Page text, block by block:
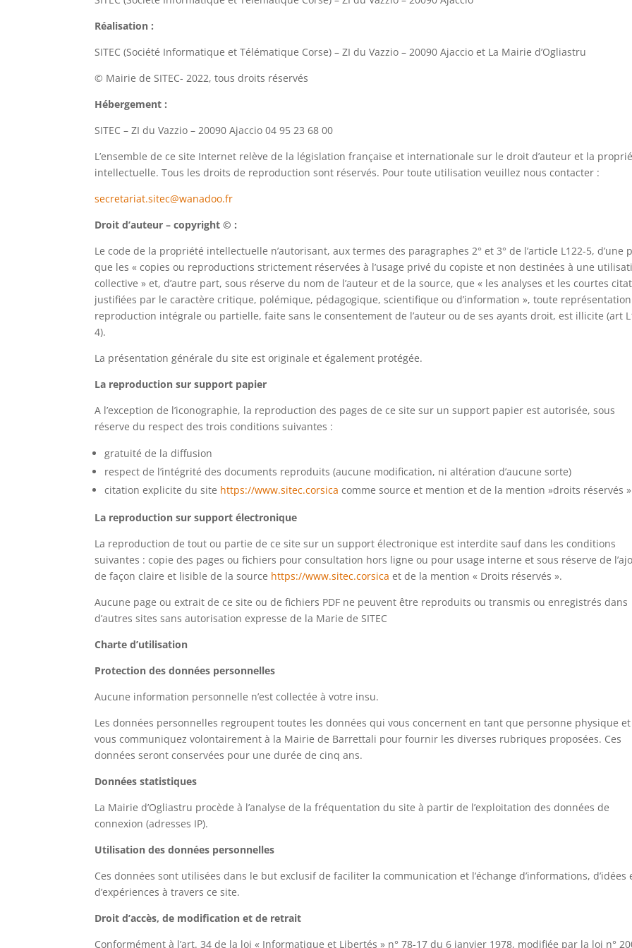
Réalisation :
SITEC (Société Informatique et Télématique Corse) – ZI du Vazzio – 20090 Ajaccio et La Mairie d’Ogliastru
© Mairie de SITEC- 2022, tous droits réservés
Hébergement :
SITEC – ZI du Vazzio – 20090 Ajaccio 04 95 23 68 00
L’ensemble de ce site Internet relève de la législation française et internationale sur le droit d’auteur et la
intellectuelle. Tous les droits de reproduction sont réservés. Pour toute utilisation veuillez nous contacter :
secretariat.sitec@wanadoo.fr
Droit d’auteur – copyright © :
Le code de la propriété intellectuelle n’autorisant, aux termes des paragraphes 2° et 3° de l’article L122-5, d’une
que les « copies ou reproductions strictement réservées à l’usage privé du copiste et non destinées à une
collective » et, d’autre part, sous réserve du nom de l’auteur et de la source, que « les analyses et les courtes
justifiées par le caractère critique, polémique, pédagogique, scientifique ou d’information », toute
reproduction intégrale ou partielle, faite sans le consentement de l’auteur ou de ses ayants droit, est illicite (art
4).
La présentation générale du site est originale et également protégée.
La reproduction sur support papier
A l’exception de l’iconographie, la reproduction des pages de ce site sur un support papier est autorisée, sous
réserve du respect des trois conditions suivantes :
gratuité de la diffusion
respect de l’intégrité des documents reproduits (aucune modification, ni altération d’aucune sorte)
citation explicite du site https://www.sitec.corsica comme source et mention et de la mention »droits réservés »
La reproduction sur support électronique
La reproduction de tout ou partie de ce site sur un support électronique est interdite sauf dans les conditions
suivantes : copie des pages ou fichiers pour consultation hors ligne ou pour usage interne et sous réserve de
de façon claire et lisible de la source https://www.sitec.corsica et de la mention « Droits réservés ».
Aucune page ou extrait de ce site ou de fichiers PDF ne peuvent être reproduits ou transmis ou enregistrés dans
d’autres sites sans autorisation expresse de la Marie de SITEC
Charte d’utilisation
Protection des données personnelles
Aucune information personnelle n’est collectée à votre insu.
Les données personnelles regroupent toutes les données qui vous concernent en tant que personne physique
vous communiquez volontairement à la Mairie de Barrettali pour fournir les diverses rubriques proposées. Ces
données seront conservées pour une durée de cinq ans.
Données statistiques
La Mairie d’Ogliastru procède à l’analyse de la fréquentation du site à partir de l’exploitation des données de
connexion (adresses IP).
Utilisation des données personnelles
Ces données sont utilisées dans le but exclusif de faciliter la communication et l’échange d’informations, d’idées
d’expériences à travers ce site.
Droit d’accès, de modification et de retrait
Conformément à l’art. 34 de la loi « Informatique et Libertés » n° 78-17 du 6 janvier 1978, modifiée par la loi n°